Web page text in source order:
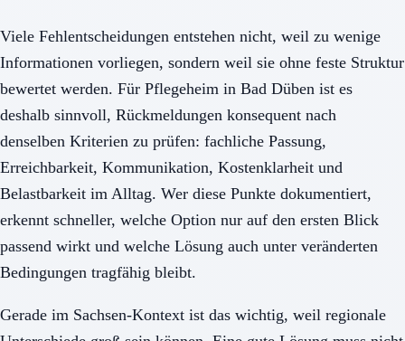
Viele Fehlentscheidungen entstehen nicht, weil zu wenige
Informationen vorliegen, sondern weil sie ohne feste Struktur
bewertet werden. Für Pflegeheim in Bad Düben ist es
deshalb sinnvoll, Rückmeldungen konsequent nach
denselben Kriterien zu prüfen: fachliche Passung,
Erreichbarkeit, Kommunikation, Kostenklarheit und
Belastbarkeit im Alltag. Wer diese Punkte dokumentiert,
erkennt schneller, welche Option nur auf den ersten Blick
passend wirkt und welche Lösung auch unter veränderten
Bedingungen tragfähig bleibt.
Gerade im Sachsen-Kontext ist das wichtig, weil regionale